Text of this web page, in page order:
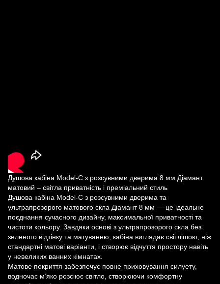
Душова кабіна Model-C з розсувними дверима 8 мм Діамант
матовий – світла приватність і преміальний стиль
Душова кабіна Model-C з розсувними дверима та
ультрапрозорого матового скла Діамант 8 мм — це ідеальне
поєднання сучасного дизайну, максимальної приватності та
чистоти кольору. Завдяки основі з ультрапрозорого скла без
зеленого відтінку та матуванню, кабіна виглядає світлішою, ніж
стандартні матові варіанти, і створює відчуття простору навіть
у невеликих ванних кімнатах.
Матове покриття забезпечує повне приховування силуету,
водночас м’яко розсіює світло, створюючи комфортну